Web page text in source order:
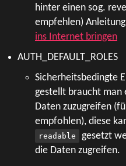
hinter einen sog.
empfehlen)
ins Internet bringen
AUTH_DEFAULT_ROLES
Sicherheitsbedingte
gestellt braucht man
Daten zuzugreifen
empfohlen), diese
readable
gesetzt
die Daten zugreifen.